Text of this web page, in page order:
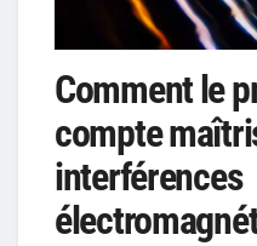
Comment le
compte
interférences